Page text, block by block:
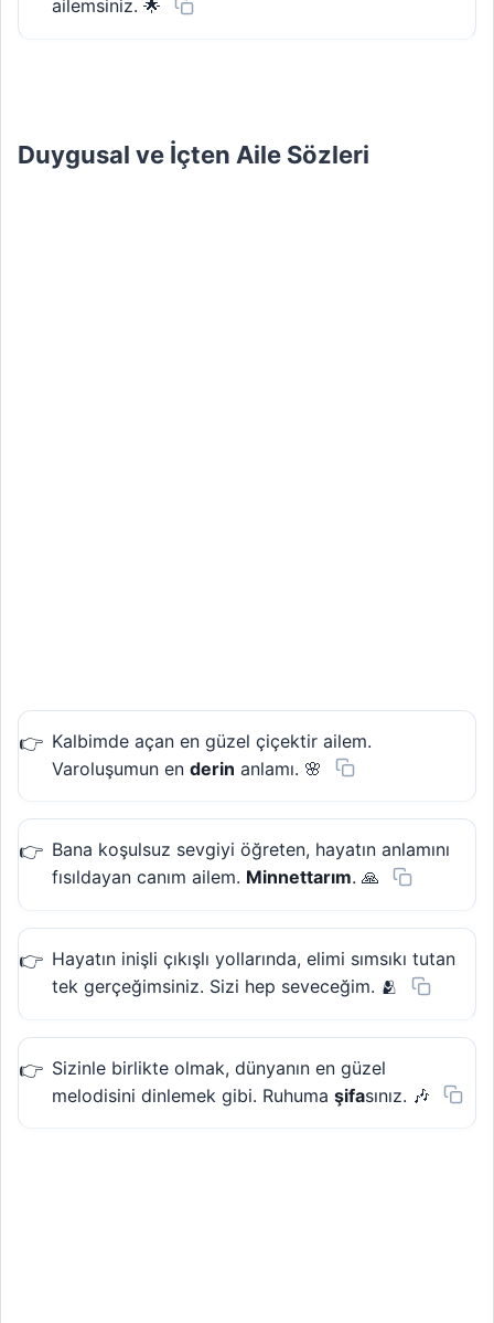
ailemsiniz. 🌟
Duygusal ve İçten Aile Sözleri
Kalbimde açan en güzel çiçektir ailem.
Varoluşumun en derin anlamı. 🌸
Bana koşulsuz sevgiyi öğreten, hayatın anlamını
fısıldayan canım ailem. Minnettarım. 🙏
Hayatın inişli çıkışlı yollarında, elimi sımsıkı tutan
tek gerçeğimsiniz. Sizi hep seveceğim. 🫂
Sizinle birlikte olmak, dünyanın en güzel
melodisini dinlemek gibi. Ruhuma şifasınız. 🎶